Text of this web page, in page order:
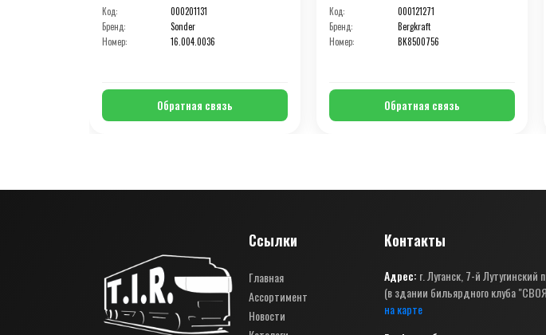
Код:
000201131
Бренд:
Sonder
Номер:
16.004.0036
Обратная связь
Код:
000121271
Бренд:
Bergkraft
Номер:
BK8500756
Обратная связь
Ссылки
Главная
Ассортимент
Новости
Контакты
Адрес: г. Луганск, 7-й Лутугинский
(в здании бильярдного клуба
на карте